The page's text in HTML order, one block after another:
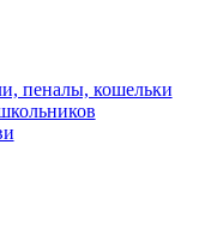
пеналы, кошельки